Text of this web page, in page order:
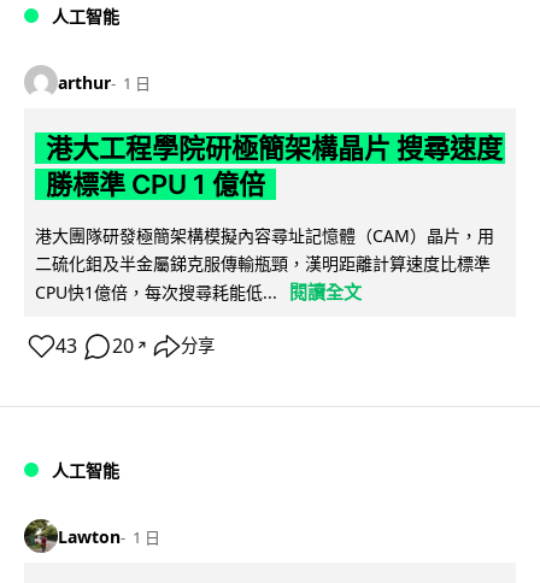
人工智能
arthur 1 日
港大工程學院研極簡架構晶片 搜尋速度
勝標準 CPU 1 億倍
港大團隊研發極簡架構模擬內容尋址記憶體（CAM）晶片，用
二硫化鉬及半金屬銻克服傳輸瓶頸，漢明距離計算速度比標準
CPU快1億倍，每次搜尋耗能低...
閱讀全文
43 20 ↗ 分享
人工智能
Lawton 1 日